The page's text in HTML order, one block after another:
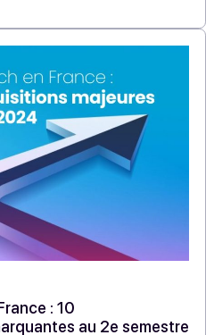
France : 10
au 1er
innover rapidement est
la course. Or, les
internes s’avèrent […]